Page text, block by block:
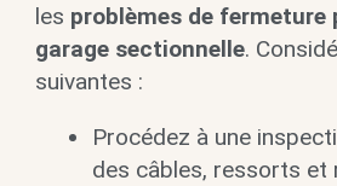
les problèmes de fermeture
garage sectionnelle.
suivantes :
Procédez à une
des câbles, ressorts et